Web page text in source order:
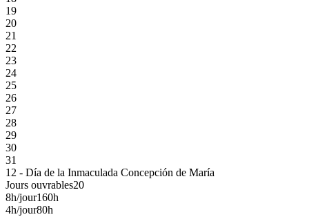
19
20
21
22
23
24
25
26
27
28
29
30
31
12 - Día de la Inmaculada Concepción de María
Jours ouvrables20
8h/jour160h
4h/jour80h